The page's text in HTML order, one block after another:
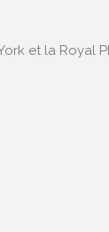
et la Royal